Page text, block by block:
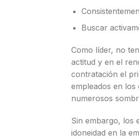
Buscar
Como líder, no
actitud y en el
contratación el
empleados en
numerosos
Sin embargo, los
idoneidad en la